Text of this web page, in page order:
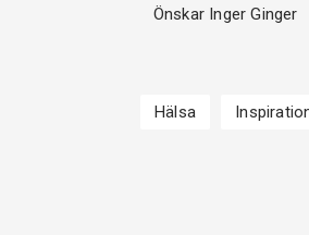
Önskar Inger Ginger
Hälsa